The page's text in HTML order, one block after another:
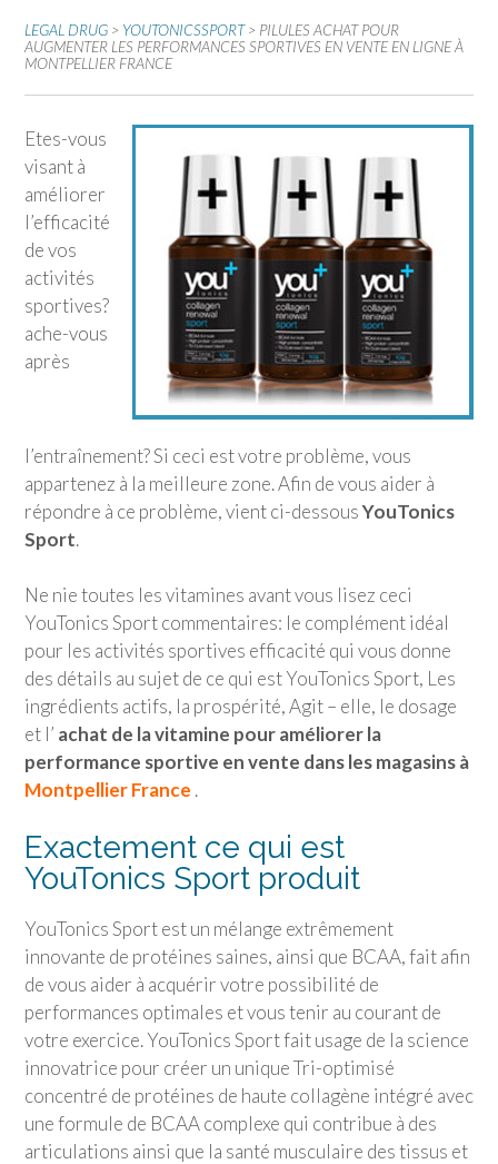
LEGAL DRUG > YOUTONICSSPORT > PILULES ACHAT POUR
AUGMENTER LES PERFORMANCES SPORTIVES EN VENTE EN LIGNE À
MONTPELLIER FRANCE
Etes-vous
visant à
améliorer
l’efficacité
de vos
activités
sportives?
ache-vous
après
l’entraînement? Si ceci est votre problème, vous
appartenez à la meilleure zone. Afin de vous aider à
répondre à ce problème, vient ci-dessousYouTonics
Sport.
Ne nie toutes les vitamines avant vous lisez ceci
YouTonics Sportcommentaires: le complément idéal
pour les activités sportives efficacité qui vous donne
des détails au sujet de ce qui estYouTonics Sport, Les
ingrédients actifs, la prospérité, Agit – elle, le dosage
et l’ achat de la vitamine pour améliorer la
performance sportive en vente dans les magasins à
Montpellier France .
Exactement ce qui est
YouTonics Sport produit
YouTonics Sportest un mélange extrêmement
innovante de protéines saines, ainsi que BCAA, fait afin
de vous aider à acquérir votre possibilité de
performances optimales et vous tenir au courant de
votre exercice.YouTonics Sportfait usage de la science
innovatrice pour créer un unique Tri-optimisé
concentré de protéines de haute collagène intégré avec
une formule de BCAA complexe qui contribue à des
articulations ainsi que la santé musculaire des tissus et